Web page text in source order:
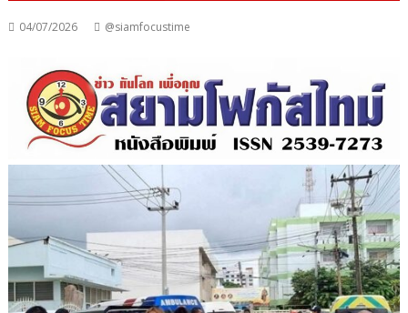
04/07/2026 @siamfocustime